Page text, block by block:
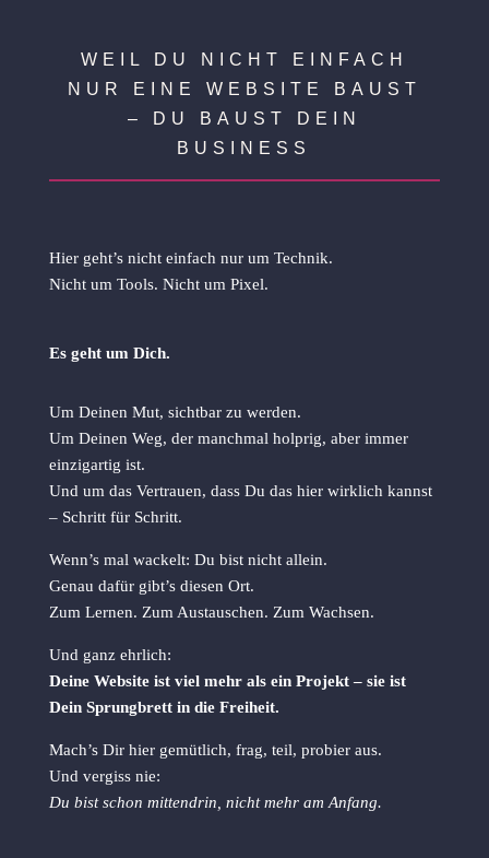
WEIL DU NICHT EINFACH
NUR EINE WEBSITE BAUST
– DU BAUST DEIN
BUSINESS
Hier geht’s nicht einfach nur um Technik.
Nicht um Tools. Nicht um Pixel.
Es geht um Dich.
Um Deinen Mut, sichtbar zu werden.
Um Deinen Weg, der manchmal holprig, aber immer
einzigartig ist.
Und um das Vertrauen, dass Du das hier wirklich kannst
– Schritt für Schritt.
Wenn’s mal wackelt: Du bist nicht allein.
Genau dafür gibt’s diesen Ort.
Zum Lernen. Zum Austauschen. Zum Wachsen.
Und ganz ehrlich:
Deine Website ist viel mehr als ein Projekt – sie ist
Dein Sprungbrett in die Freiheit.
Mach’s Dir hier gemütlich, frag, teil, probier aus.
Und vergiss nie:
Du bist schon mittendrin, nicht mehr am Anfang.